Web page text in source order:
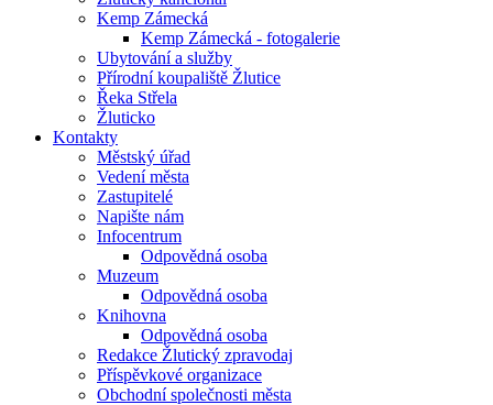
Kemp Zámecká
Kemp Zámecká - fotogalerie
Ubytování a služby
Přírodní koupaliště Žlutice
Řeka Střela
Žluticko
Kontakty
Městský úřad
Vedení města
Zastupitelé
Napište nám
Infocentrum
Odpovědná osoba
Muzeum
Odpovědná osoba
Knihovna
Odpovědná osoba
Redakce Žlutický zpravodaj
Příspěvkové organizace
Obchodní společnosti města